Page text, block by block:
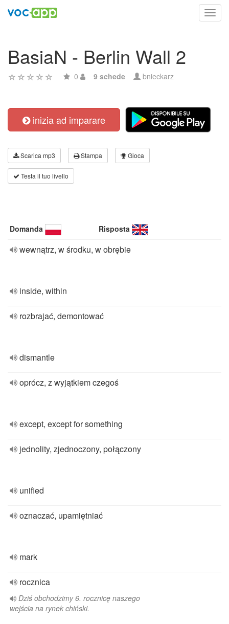
BasiaN - Berlin Wall 2
0 9 schede bnieckarz
inizia ad imparare
Scarica mp3 Stampa Gioca
Testa il tuo livello
Domanda Risposta
wewnątrz, w środku, w obrębie
inside, within
rozbrajać, demontować
dismantle
oprócz, z wyjątkiem czegoś
except, except for something
jednolity, zjednoczony, połączony
unified
oznaczać, upamiętniać
mark
rocznica
Dziś obchodzimy 6. rocznicę naszego
wejścia na rynek chiński.